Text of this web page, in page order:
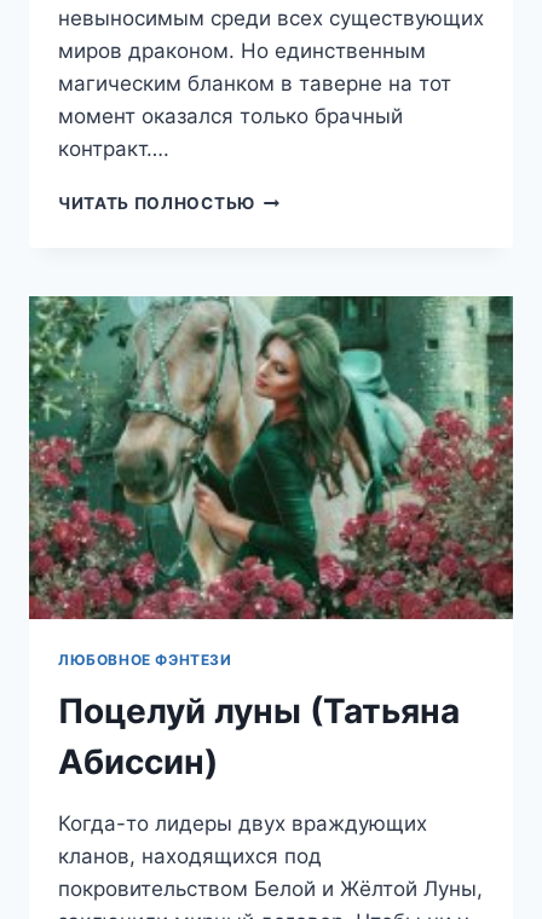
невыносимым среди всех существующих
миров драконом. Но единственным
магическим бланком в таверне на тот
момент оказался только брачный
контракт….
ЧИТАТЬ ПОЛНОСТЬЮ ВОРОБУШЕК
ДИЛИН)
ЛЮБОВНОЕ ФЭНТЕЗИ
Поцелуй луны (Татьяна
Абиссин)
Когда-то лидеры двух враждующих
кланов, находящихся под
покровительством Белой и Жёлтой Луны,